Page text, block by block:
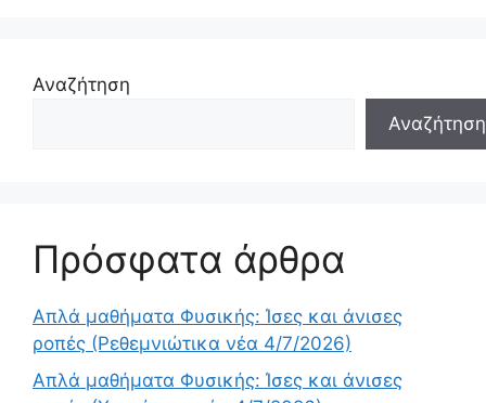
Αναζήτηση
Αναζήτηση
Πρόσφατα άρθρα
Απλά μαθήματα Φυσικής: Ίσες και άνισες
ροπές (Ρεθεμνιώτικα νέα 4/7/2026)
Απλά μαθήματα Φυσικής: Ίσες και άνισες